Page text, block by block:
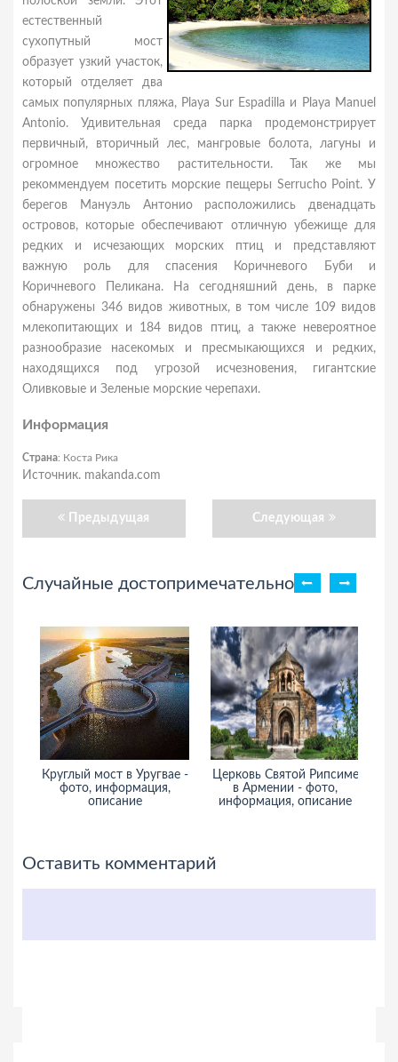
естественный
сухопутный мост
образует узкий участок,
который отделяет два
самых популярных пляжа, Playa Sur Espadilla и Playa Manuel
Antonio. Удивительная среда парка продемонстрирует
первичный, вторичный лес, мангровые болота, лагуны и
огромное множество растительности. Так же мы
рекоммендуем посетить морские пещеры Serrucho Point. У
берегов Мануэль Антонио расположились двенадцать
островов, которые обеспечивают отличную убежище для
редких и исчезающих морских птиц и представляют
важную роль для спасения Коричневого Буби и
Коричневого Пеликана. На сегодняшний день, в парке
обнаружены 346 видов животных, в том числе 109 видов
млекопитающих и 184 видов птиц, а также невероятное
разнообразие насекомых и пресмыкающихся и редких,
находящихся под угрозой исчезновения, гигантские
Оливковые и Зеленые морские черепахи.
Информация
Страна: Коста Рика
Источник. makanda.com
Предыдущая Следующая
Случайные достопримечательности
Круглый мост в Уругвае -
фото, информация,
описание
Церковь Святой Рипсиме
в Армении - фото,
информация, описание
Оставить комментарий